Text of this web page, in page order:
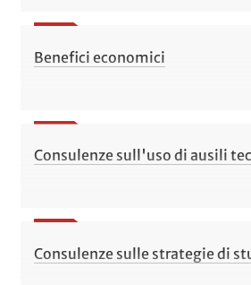
Benefici economici
Consulenze sull'uso di ausili
Consulenze sulle strategie di